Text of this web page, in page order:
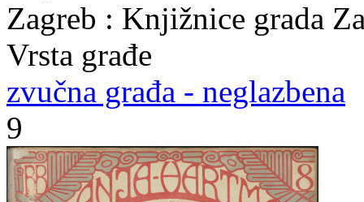
Zagreb : Knjižnice grada
Vrsta građe
zvučna građa - neglazbena
9